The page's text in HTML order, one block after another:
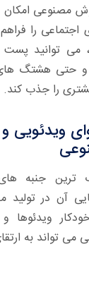
مصنوعی
را
می توانید
و حتی هشتگ
را جذب کند.
ویدئویی
ترین جنبه
آن در تولید
ویدئوها
می تواند به